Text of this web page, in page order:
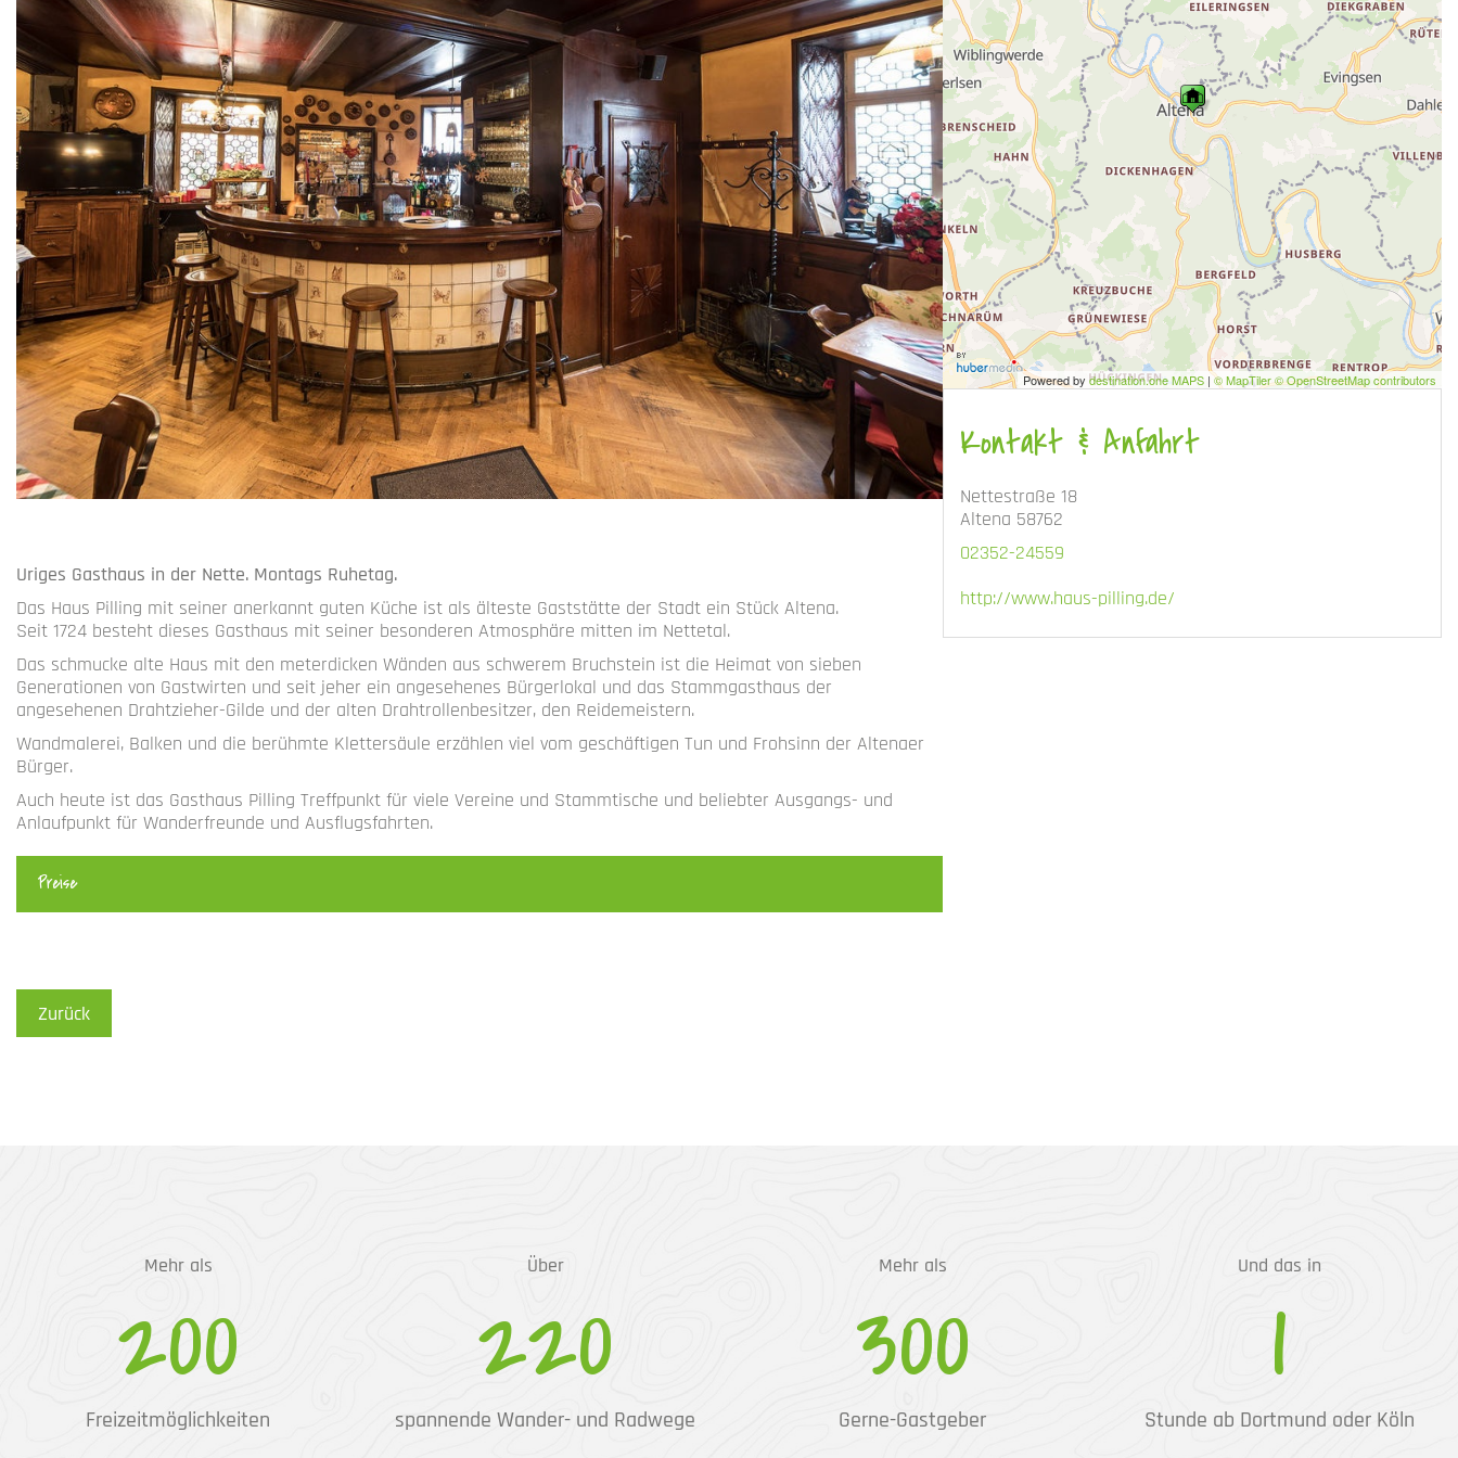
Uriges Gasthaus in der Nette. Montags Ruhetag.
Das Haus Pilling mit seiner anerkannt guten Küche ist als älteste Gaststätte der Stadt ein Stück Altena.
Seit 1724 besteht dieses Gasthaus mit seiner besonderen Atmosphäre mitten im Nettetal.
Das schmucke alte Haus mit den meterdicken Wänden aus schwerem Bruchstein ist die Heimat von sieben
Generationen von Gastwirten und seit jeher ein angesehenes Bürgerlokal und das Stammgasthaus der
angesehenen Drahtzieher-Gilde und der alten Drahtrollenbesitzer, den Reidemeistern.
Wandmalerei, Balken und die berühmte Klettersäule erzählen viel vom geschäftigen Tun und Frohsinn der Altenaer
Bürger.
Auch heute ist das Gasthaus Pilling Treffpunkt für viele Vereine und Stammtische und beliebter Ausgangs- und
Anlaufpunkt für Wanderfreunde und Ausflugsfahrten.
Preise
Powered by destination.one MAPS|© MapTiler © OpenStreetMap contributors
Kontakt & Anfahrt
Nettestraße 18
Altena 58762
02352-24559
http://www.haus-pilling.de/
Zurück
Mehr als
200
Freizeitmöglichkeiten
Über
220
spannende Wander- und Radwege
Mehr als
300
Gerne-Gastgeber
Und das in
1
Stunde ab Dortmund oder Köln